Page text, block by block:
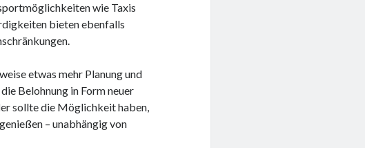
wie Taxis
bieten ebenfalls
etwas mehr Planung und
Belohnung in Form neuer
sollte die Möglichkeit haben,
– unabhängig von